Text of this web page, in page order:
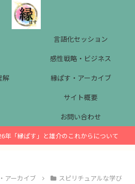
言語化セッション
感性戦略・ビジネス
解
縁ぱす・アーカイブ
サイト概要
お問い合わせ
年「縁ぱす」と雄介のこれからについて
アーカイブ
スピリチュアルな学び